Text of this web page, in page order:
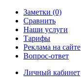
Заметки (0)
Сравнить
Наши услуги
Тарифы
Реклама на сайте
Вопрос-ответ
Личный кабинет